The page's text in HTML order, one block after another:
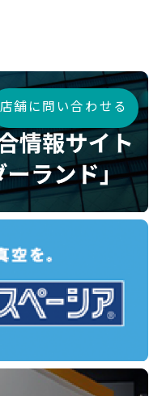
店舗に問い合わせる